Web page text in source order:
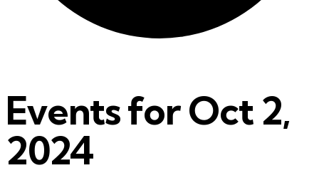
Events for Oct 2,
2024